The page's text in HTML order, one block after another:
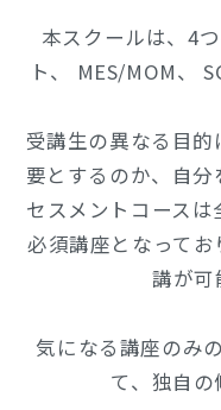
本スクールは、4
ト、 MES/MOM、
受講生の異なる目
要とするのか、自
セスメントコース
必須講座となって
講が可
気になる講座のみ
て、独自の